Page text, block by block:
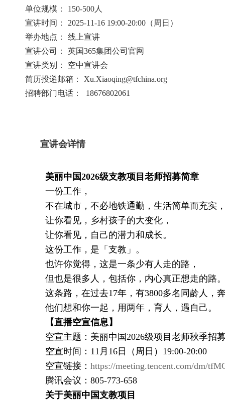
单位规模：
150-500人
宣讲时间：
2025-11-16 19:00-20:00（周日）
举办地点：
线上宣讲
宣讲公司：
英国365集团公司官网
宣讲类别：
空中宣讲会
简历投递邮箱：
Xu.Xiaoqing@tfchina.org
招聘部门电话：
18676802061
宣讲会详情
美丽中国2026级支教项目老师招募简章
一份工作，
不在城市，不必地铁通勤，生活简单而充实
让你看见，乡村孩子的大变化，
让你看见，自己的潜力和成长。
这份工作，是「支教」。
也许你觉得，这是一条少有人走的路，
但也是很多人，包括你，内心真正想走的路
这条路，在过去17年，有3800多名同龄人，
他们想和你一起，用两年，育人，遇自己。
【直播空宣信息】
空宣主题：美丽中国2026级项目老师秋季招
空宣时间：11月16日（周日）19:00-20:00
空宣链接： https://meeting.tencent.com/dm/
腾讯会议：805-773-658
关于美丽中国支教项目